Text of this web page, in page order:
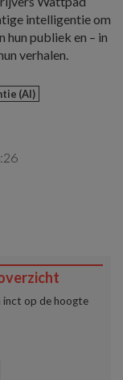
intelligentie om
hun publiek en – in
verhalen.
(AI)
inct op de hoogte